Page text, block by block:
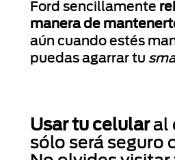
Ford sencillamente
manera de
aún cuando estés
puedas agarrar tu
Usar tu celularal
sólo será seguro